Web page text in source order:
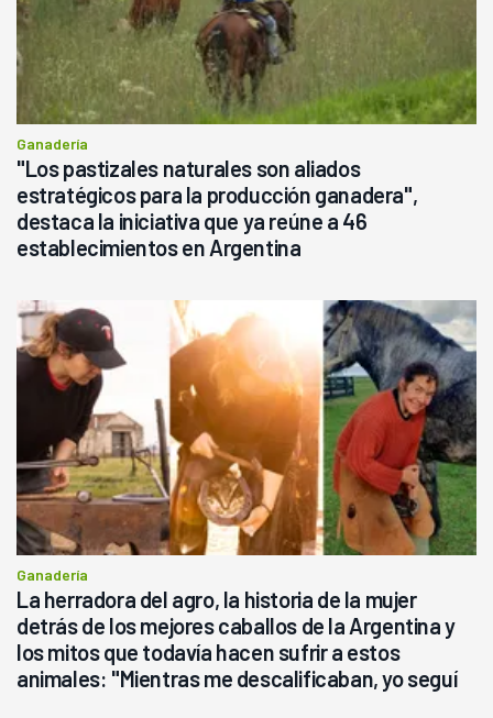
Ganadería
"Los pastizales naturales son aliados
estratégicos para la producción ganadera",
destaca la iniciativa que ya reúne a 46
establecimientos en Argentina
Ganadería
La herradora del agro, la historia de la mujer
detrás de los mejores caballos de la Argentina y
los mitos que todavía hacen sufrir a estos
animales: "Mientras me descalificaban, yo seguí